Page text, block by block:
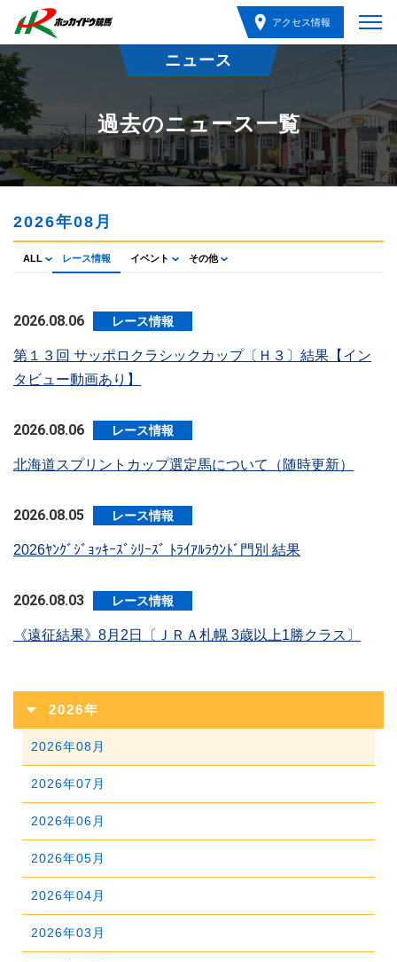
アクセス情報
ニュース
過去のニュース一覧
2026年08月
ALL レース情報 イベント その他
2026.08.06 レース情報
第１３回 サッポロクラシックカップ〔Ｈ３〕結果【イン
タビュー動画あり】
2026.08.06 レース情報
北海道スプリントカップ選定馬について（随時更新）
2026.08.05 レース情報
2026ﾔﾝｸﾞｼﾞｮｯｷｰｽﾞｼﾘｰｽﾞ ﾄﾗｲｱﾙﾗｳﾝﾄﾞ門別 結果
2026.08.03 レース情報
《遠征結果》8月2日〔ＪＲＡ札幌 3歳以上1勝クラス〕
2026年
2026年08月
2026年07月
2026年06月
2026年05月
2026年04月
2026年03月